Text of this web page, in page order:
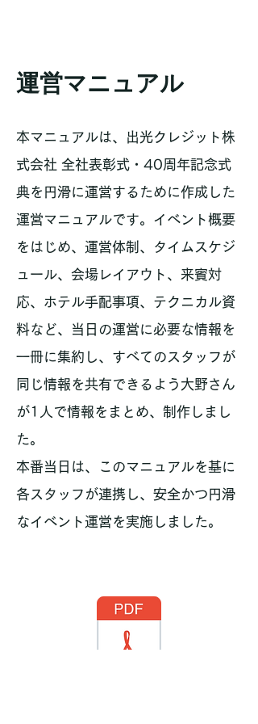
運営マニュアル
本マニュアルは、出光クレジット株
式会社 全社表彰式・40周年記念式
典を円滑に運営するために作成した
運営マニュアルです。イベント概要
をはじめ、運営体制、タイムスケジ
ュール、会場レイアウト、来賓対
応、ホテル手配事項、テクニカル資
料など、当日の運営に必要な情報を
一冊に集約し、すべてのスタッフが
同じ情報を共有できるよう大野さん
が1人で情報をまとめ、制作しまし
た。
本番当日は、このマニュアルを基に
各スタッフが連携し、安全かつ円滑
なイベント運営を実施しました。